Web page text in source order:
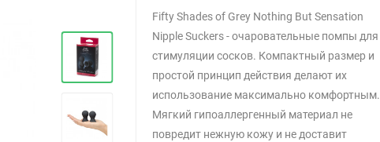
Fifty Shades of Grey Nothing But Sensation
Nipple Suckers - очаровательные помпы для
стимуляции сосков. Компактный размер и
простой принцип действия делают их
использование максимально комфортным.
Мягкий гипоаллергенный материал не
повредит нежную кожу и не доставит